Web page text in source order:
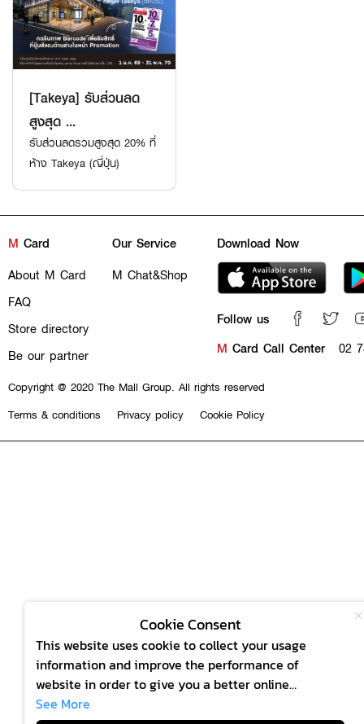
Cookie Consent
This website uses cookie to collect your usage
information and improve the performance of
website in order to give you a better online
experience and offer products or services to suit
See More
[Takeya] รับส่วนลด
สูงสุด ...
รับส่วนลดรวมสูงสุด 20% ที่
ห้าง Takeya (ญี่ปุ่น)
M Card
About M Card
FAQ
Store directory
Be our partner
Our Service
M Chat&Shop
Download Now
Follow us
M Card Call Center 02
Copyright @ 2020 The Mall Group. All rights reserved
Terms & conditions
Privacy policy Cookie Policy